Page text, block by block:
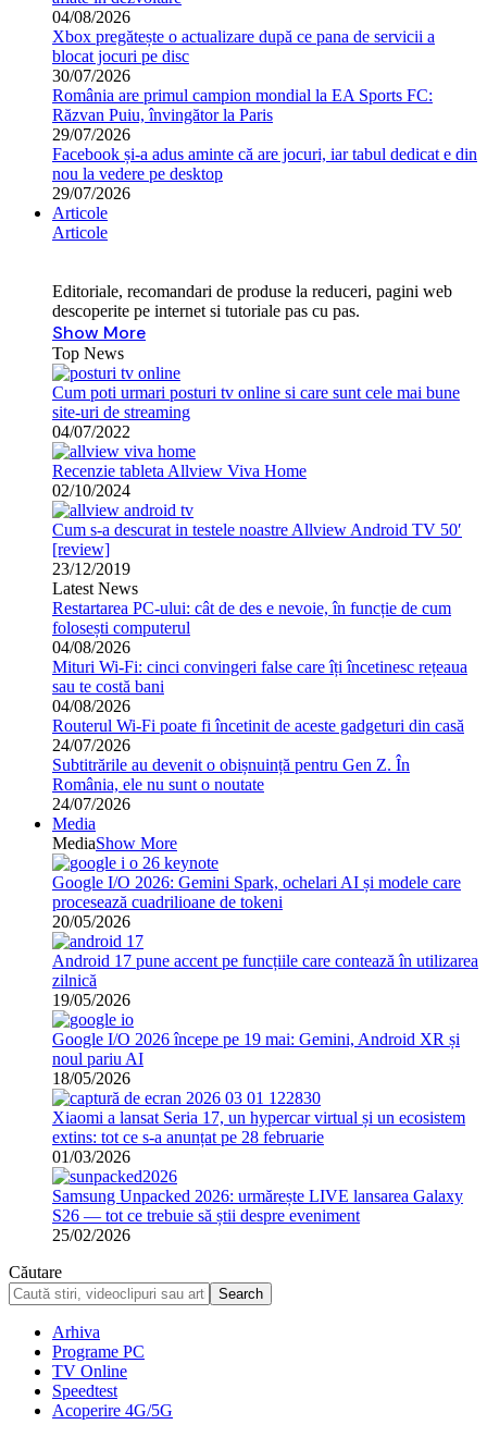
04/08/2026
Xbox pregătește o actualizare după ce pana de servicii a
blocat jocuri pe disc
30/07/2026
România are primul campion mondial la EA Sports FC:
Răzvan Puiu, învingător la Paris
29/07/2026
Facebook și-a adus aminte că are jocuri, iar tabul dedicat e din
nou la vedere pe desktop
29/07/2026
Articole
Articole
Editoriale, recomandari de produse la reduceri, pagini web
descoperite pe internet si tutoriale pas cu pas.
Show More
Top News
Cum poti urmari posturi tv online si care sunt cele mai bune
site-uri de streaming
04/07/2022
Recenzie tableta Allview Viva Home
02/10/2024
Cum s-a descurat in testele noastre Allview Android TV 50′
[review]
23/12/2019
Latest News
Restartarea PC-ului: cât de des e nevoie, în funcție de cum
folosești computerul
04/08/2026
Mituri Wi-Fi: cinci convingeri false care îți încetinesc rețeaua
sau te costă bani
04/08/2026
Routerul Wi-Fi poate fi încetinit de aceste gadgeturi din casă
24/07/2026
Subtitrările au devenit o obișnuință pentru Gen Z. În
România, ele nu sunt o noutate
24/07/2026
Media
MediaShow More
Google I/O 2026: Gemini Spark, ochelari AI și modele care
procesează cuadrilioane de tokeni
20/05/2026
Android 17 pune accent pe funcțiile care contează în utilizarea
zilnică
19/05/2026
Google I/O 2026 începe pe 19 mai: Gemini, Android XR și
noul pariu AI
18/05/2026
Xiaomi a lansat Seria 17, un hypercar virtual și un ecosistem
extins: tot ce s-a anunțat pe 28 februarie
01/03/2026
Samsung Unpacked 2026: urmărește LIVE lansarea Galaxy
S26 — tot ce trebuie să știi despre eveniment
25/02/2026
Căutare
Arhiva
Programe PC
TV Online
Speedtest
Acoperire 4G/5G